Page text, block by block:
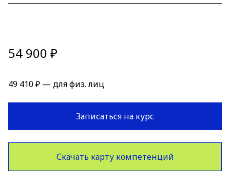
54 900 ₽
49 410 ₽ — для физ. лиц
Записаться на курс
Скачать карту компетенций